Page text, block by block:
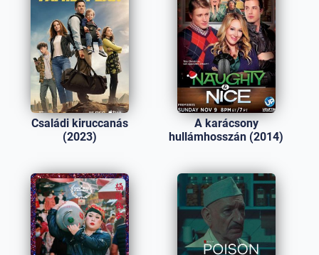
Családi kiruccanás
(2023)
A karácsony
hullámhosszán (2014)